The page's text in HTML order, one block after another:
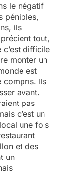
le négatif
pénibles,
ils
tout,
c’est difficile
monter un
est
compris. Ils
avant.
pas
c’est un
une fois
et des
un